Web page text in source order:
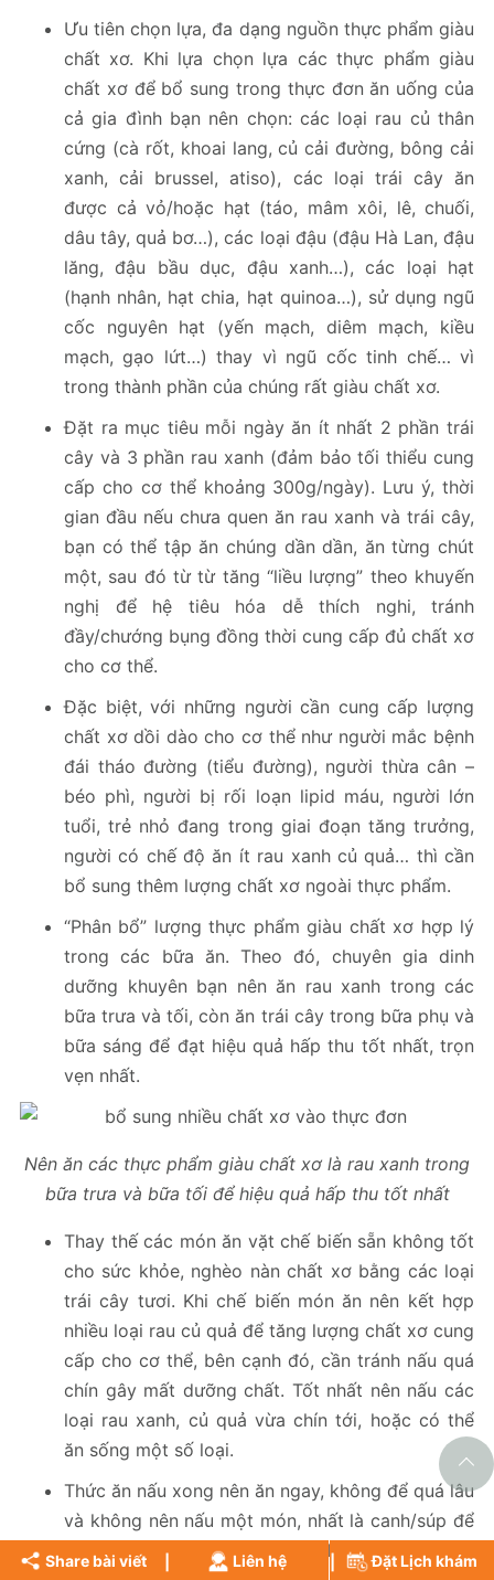
Ưu tiên chọn lựa, đa dạng nguồn thực phẩm giàu
chất xơ. Khi lựa chọn lựa các thực phẩm giàu
chất xơ để bổ sung trong thực đơn ăn uống của
cả gia đình bạn nên chọn: các loại rau củ thân
cứng (cà rốt, khoai lang, củ cải đường, bông cải
xanh, cải brussel, atiso), các loại trái cây ăn
được cả vỏ/hoặc hạt (táo, mâm xôi, lê, chuối,
dâu tây, quả bơ…), các loại đậu (đậu Hà Lan, đậu
lăng, đậu bầu dục, đậu xanh…), các loại hạt
(hạnh nhân, hạt chia, hạt quinoa…), sử dụng ngũ
cốc nguyên hạt (yến mạch, diêm mạch, kiều
mạch, gạo lứt…) thay vì ngũ cốc tinh chế… vì
trong thành phần của chúng rất giàu chất xơ.
Đặt ra mục tiêu mỗi ngày ăn ít nhất 2 phần trái
cây và 3 phần rau xanh (đảm bảo tối thiểu cung
cấp cho cơ thể khoảng 300g/ngày). Lưu ý, thời
gian đầu nếu chưa quen ăn rau xanh và trái cây,
bạn có thể tập ăn chúng dần dần, ăn từng chút
một, sau đó từ từ tăng “liều lượng” theo khuyến
nghị để hệ tiêu hóa dễ thích nghi, tránh
đầy/chướng bụng đồng thời cung cấp đủ chất xơ
cho cơ thể.
Đặc biệt, với những người cần cung cấp lượng
chất xơ dồi dào cho cơ thể như người mắc bệnh
đái tháo đường (tiểu đường), người thừa cân –
béo phì, người bị rối loạn lipid máu, người lớn
tuổi, trẻ nhỏ đang trong giai đoạn tăng trưởng,
người có chế độ ăn ít rau xanh củ quả… thì cần
bổ sung thêm lượng chất xơ ngoài thực phẩm.
“Phân bổ” lượng thực phẩm giàu chất xơ hợp lý
trong các bữa ăn. Theo đó, chuyên gia dinh
dưỡng khuyên bạn nên ăn rau xanh trong các
bữa trưa và tối, còn ăn trái cây trong bữa phụ và
bữa sáng để đạt hiệu quả hấp thu tốt nhất, trọn
vẹn nhất.
Nên ăn các thực phẩm giàu chất xơ là rau xanh trong
bữa trưa và bữa tối để hiệu quả hấp thu tốt nhất
Thay thế các món ăn vặt chế biến sẵn không tốt
cho sức khỏe, nghèo nàn chất xơ bằng các loại
trái cây tươi. Khi chế biến món ăn nên kết hợp
nhiều loại rau củ quả để tăng lượng chất xơ cung
cấp cho cơ thể, bên cạnh đó, cần tránh nấu quá
chín gây mất dưỡng chất. Tốt nhất nên nấu các
loại rau xanh, củ quả vừa chín tới, hoặc có thể
ăn sống một số loại.
Thức ăn nấu xong nên ăn ngay, không để quá lâu
và không nên nấu một món, nhất là canh/súp để
ăn cả ngày. Khi ăn nên nhai kỹ để kích thích
Share bài viết Liên hệ Đặt Lịch khám